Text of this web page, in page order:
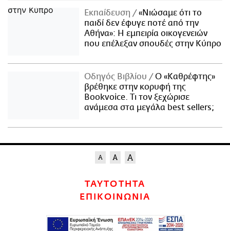
Εκπαίδευση
«Νιώσαμε ότι το
παιδί δεν έφυγε ποτέ από την
Αθήνα»: Η εμπειρία οικογενειών
που επέλεξαν σπουδές στην Κύπρο
Οδηγός Βιβλίου
Ο «Καθρέφτης»
βρέθηκε στην κορυφή της
Bookvoice. Τι τον ξεχώρισε
ανάμεσα στα μεγάλα best sellers;
ΤΑΥΤΟΤΗΤΑ
ΕΠΙΚΟΙΝΩΝΙΑ